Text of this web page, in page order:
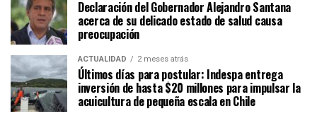
Declaración del Gobernador Alejandro Santana
acerca de su delicado estado de salud causa
preocupación
ACTUALIDAD 2 meses atrás
Últimos días para postular: Indespa entrega
inversión de hasta $20 millones para impulsar la
acuicultura de pequeña escala en Chile